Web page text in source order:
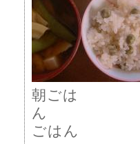
朝ごは
ごはん